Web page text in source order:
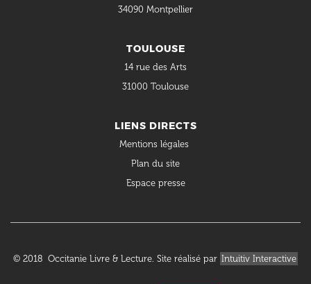
34090 Montpellier
TOULOUSE
14 rue des Arts
31000 Toulouse
LIENS DIRECTS
Mentions légales
Plan du site
Espace presse
© 2018 Occitanie Livre & Lecture. Site réalisé par Intuitiv Interactive